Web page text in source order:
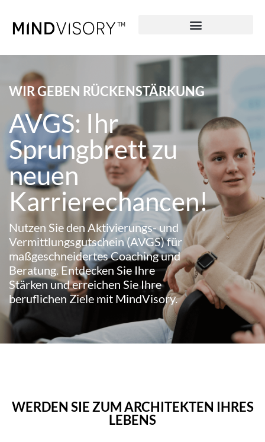
WIR GEBEN RÜCKENSTÄRKUNG
AVGS: Ihr
Sprungbrett zu
neuen
Karrierechancen!
Nutzen Sie den Aktivierungs- und
Vermittlungsgutschein (AVGS) für
maßgeschneidertes Coaching und
Beratung. Entdecken Sie Ihre
Stärken und erreichen Sie Ihre
beruflichen Ziele mit MindVisory.
WERDEN SIE ZUM ARCHITEKTEN IHRES
LEBENS